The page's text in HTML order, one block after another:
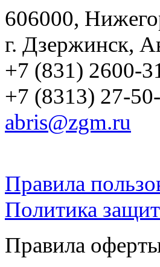
606000,
г. Дзержинск,
+7 (831) 2600-
+7 (8313) 27-
abris@zgm.ru
Правила
Политика
Правила